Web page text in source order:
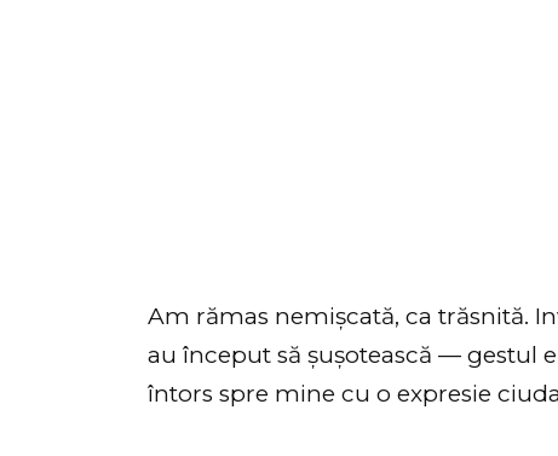
Am rămas nemișcată, ca trăsnită.
au început să șușotească — gestul
întors spre mine cu o expresie